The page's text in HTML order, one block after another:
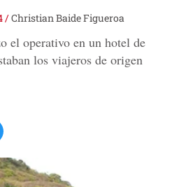
/Christian Baide Figueroa
el operativo en un hotel de
los viajeros de origen